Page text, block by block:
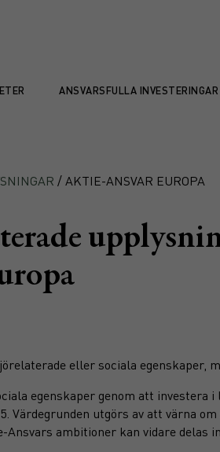
ANSVARSFULLA INVESTERINGAR
/ AKTIE-ANSVAR EUROPA
eller sociala egenskaper,
egenskaper genom att
Värdegrunden utgörs av att värna
ambitioner kan vidare delas